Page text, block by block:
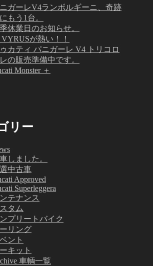
ガーレV4ランボルギーニ、奇跡
もう1台。
休業日のお知らせ。
が熱い！！
ゥカティ パニガーレ V4 トリコロ
の販売準備中です。
Monster ＋
リー
しました。
中古車
Approved
Superleggera
テナンス
タム
プリートバイク
リング
ント
キット
車輌一覧